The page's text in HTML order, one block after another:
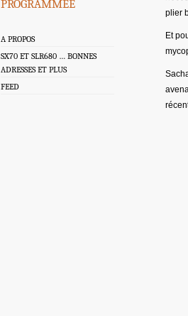
A PROPOS
SX70 ET SLR680 … BONNES
ADRESSES ET PLUS
FEED
plier
Et